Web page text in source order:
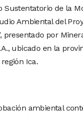
Sustentatorio de la
Ambiental del
presentado por
ubicado en la
Ica.
ambiental